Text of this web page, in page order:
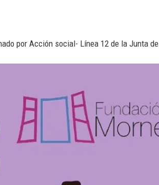
por Acción social- Línea 12 de la Junta